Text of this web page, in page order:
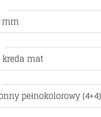
mm
kreda mat
pełnokolorowy (4+4)